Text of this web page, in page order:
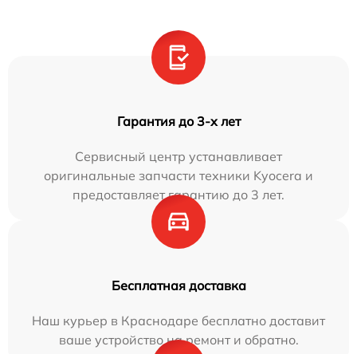
Гарантия до 3-х лет
Сервисный центр устанавливает
оригинальные запчасти техники Kyocera и
предоставляет гарантию до 3 лет.
Бесплатная доставка
Наш курьер в Краснодаре бесплатно доставит
ваше устройство на ремонт и обратно.